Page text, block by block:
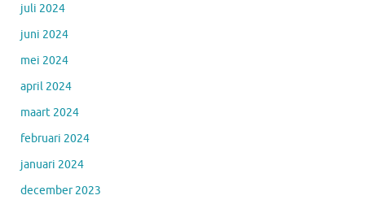
juli 2024
juni 2024
mei 2024
april 2024
maart 2024
februari 2024
januari 2024
december 2023